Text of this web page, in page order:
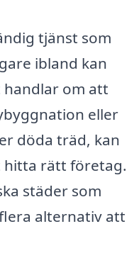
tjänst som
ibland kan
handlar om att
eller
döda träd, kan
hitta rätt företag.
städer som
alternativ att